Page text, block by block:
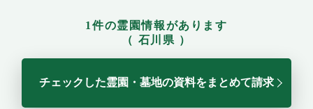
1件の霊園情報があります
（ 石川県 ）
チェックした霊園・墓地の資料をまとめて請求